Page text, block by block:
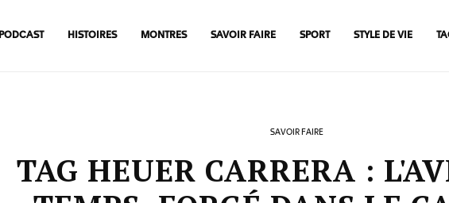
PODCAST HISTOIRES MONTRES SAVOIR FAIRE SPORT STYLE DE VIE
SAVOIR FAIRE
TAG HEUER CARRERA :